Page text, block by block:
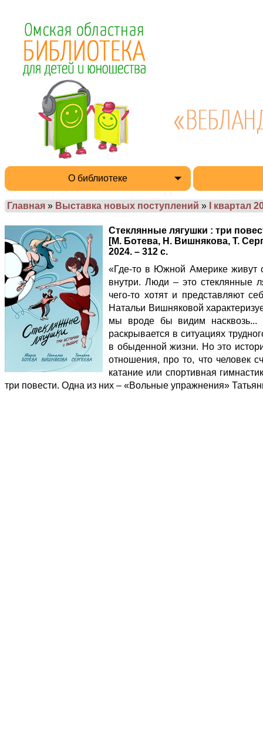
О библиотеке
Главная » Выставка новых поступлений » I квартал
Стеклянные лягушки : три
[М. Ботева, Н. Вишнякова, Т.
2024. – 312 с.
«Где-то в Южной Америке живут
внутри. Люди – это стеклянные
чего-то хотят и представляют
Натальи Вишняковой
мы вроде бы видим насквозь...
раскрывается в ситуациях
в обыденной жизни. Но это
отношения, про то, что человек
катание или спортивная
три повести. Одна из них – «Вольные упражнения»